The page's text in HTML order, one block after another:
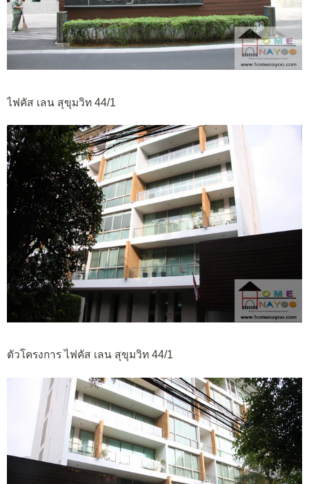
ไฟคัส เลน สุขุมวิท 44/1
ตัวโครงการ ไฟคัส เลน สุขุมวิท 44/1